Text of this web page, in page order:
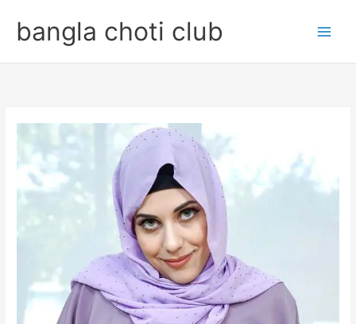
contentbangla choti club